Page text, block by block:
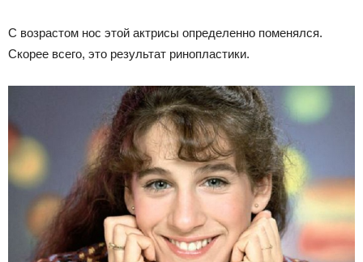
С возрастом нос этой актрисы определенно поменялся.
Скорее всего, это результат ринопластики.